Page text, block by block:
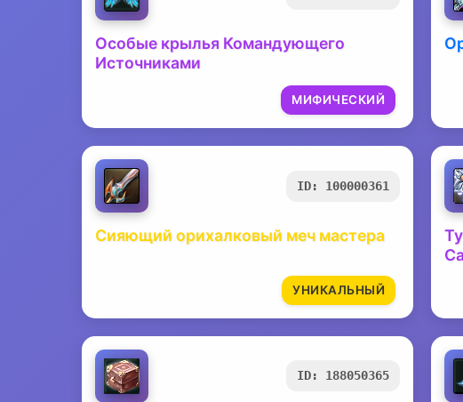
Особые крылья Командующего
Источниками
МИФИЧЕСКИЙ
ID: 100000361
Сияющий орихалковый меч мастера
УНИКАЛЬНЫЙ
ID: 188050365